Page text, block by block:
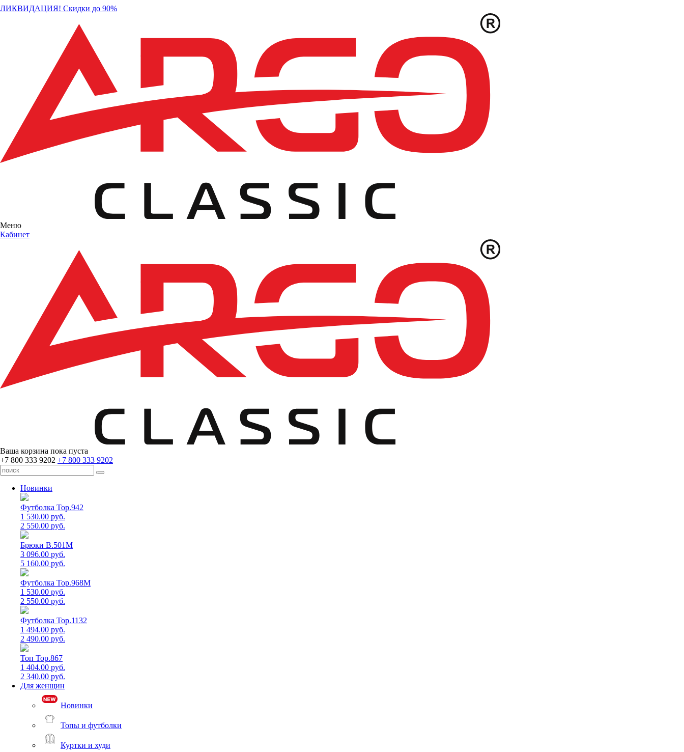
ЛИКВИДАЦИЯ! Скидки до 90%
Меню
Кабинет
Ваша корзина пока пуста
+7 800 333 9202 +7 800 333 9202
Новинки
Футболка Top.942
1 530.00 руб.
2 550.00 руб.
Брюки B.501M
3 096.00 руб.
5 160.00 руб.
Футболка Top.968M
1 530.00 руб.
2 550.00 руб.
Футболка Top.1132
1 494.00 руб.
2 490.00 руб.
Топ Top.867
1 404.00 руб.
2 340.00 руб.
Для женщин
Новинки
Топы и футболки
Куртки и худи